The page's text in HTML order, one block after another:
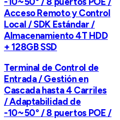
Acceso Remoto y Control
Local / SDK Estándar /
Almacenamiento 4T HDD
+ 128GB SSD
Terminal de Control de
Entrada / Gestión en
Cascada hasta 4 Carriles
/ Adaptabilidad de
-10~50° / 8 puertos POE /